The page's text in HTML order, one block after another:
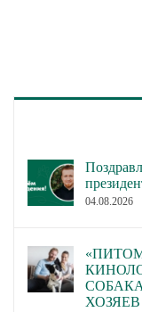
04.08.2026
ХОЗЯЕВ